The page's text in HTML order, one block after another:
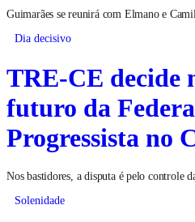
Guimarães se reunirá com Elmano e
Dia decisivo
TRE-CE decide
futuro da
Progressista no
Nos bastidores, a disputa é pelo controle
Solenidade